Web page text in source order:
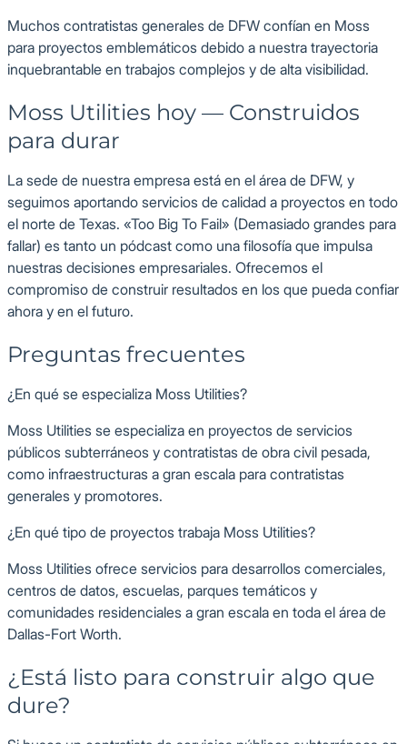
Muchos contratistas generales de DFW confían en Moss
para proyectos emblemáticos debido a nuestra trayectoria
inquebrantable en trabajos complejos y de alta visibilidad.
Moss Utilities hoy — Construidos
para durar
La sede de nuestra empresa está en el área de DFW, y
seguimos aportando servicios de calidad a proyectos en todo
el norte de Texas. «Too Big To Fail» (Demasiado grandes para
fallar) es tanto un pódcast como una filosofía que impulsa
nuestras decisiones empresariales. Ofrecemos el
compromiso de construir resultados en los que pueda confiar
ahora y en el futuro.
Preguntas frecuentes
¿En qué se especializa Moss Utilities?
Moss Utilities se especializa en proyectos de servicios
públicos subterráneos y contratistas de obra civil pesada,
como infraestructuras a gran escala para contratistas
generales y promotores.
¿En qué tipo de proyectos trabaja Moss Utilities?
Moss Utilities ofrece servicios para desarrollos comerciales,
centros de datos, escuelas, parques temáticos y
comunidades residenciales a gran escala en toda el área de
Dallas-Fort Worth.
¿Está listo para construir algo que
dure?